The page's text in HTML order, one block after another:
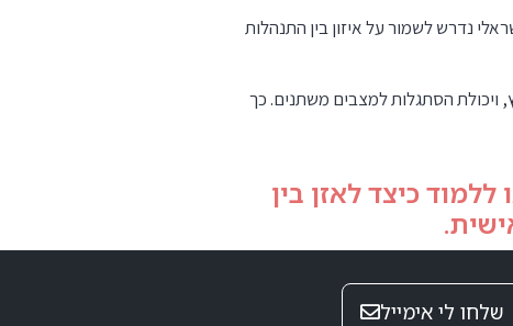
נדרש לשמור על איזון בין התנהלות
ויכולת הסתגלות למצבים משתנים. כך
כיצד לאזן בין
שלחו לי אימייל